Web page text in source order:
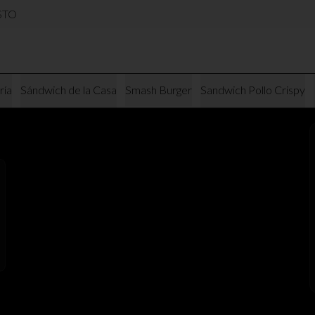
Sándwich de la Casa Smash Burger Sandwich Pollo Crispy